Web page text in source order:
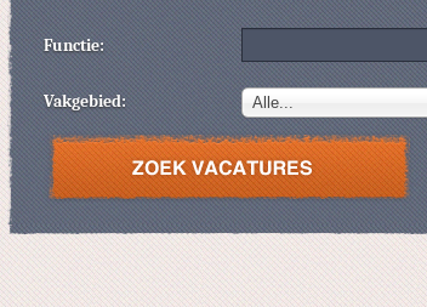
Functie:
Vakgebied: Alle...